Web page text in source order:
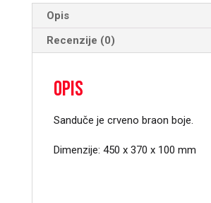
Opis
Recenzije (0)
Opis
Sanduče je crveno braon boje.
Dimenzije: 450 x 370 x 100 mm